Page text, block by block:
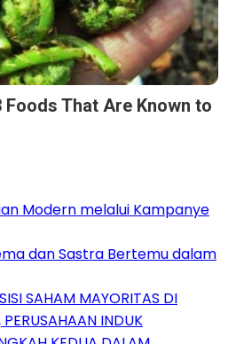
Foods That Are Known to
Modern melalui Kampanye
dan Sastra Bertemu dalam
SAHAM MAYORITAS DI
INDUK